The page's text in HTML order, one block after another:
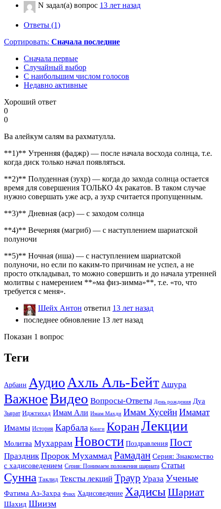
N задал(а) вопрос 13 лет назад
Ответы (1)
Сортировать: Сначала последние
Сначала первые
Случайный выбор
С наибольшим числом голосов
Недавно активные
Хороший ответ
0
0
Ва алейкум салям ва рахматулла.
**1)** Утренняя (фаджр) — после начала восхода солнца, т.е.
когда диск только начал появляться.
**2)** Полуденная (зухр) — когда до захода солнца остается
время для совершения ТОЛЬКО 4х ракатов. В таком случае
нужно совершать уже аср, а зухр считается пропущенным.
**3)** Дневная (аср) — с заходом солнца
**4)** Вечерняя (магриб) — с наступлением шариатской
полуночи
**5)** Ночная (иша) — с наступлением шариатской
полуночи, но если по каким-то причинам не успел, а не
просто откладывал, то можно совершить и до начала утренней
молитвы с намерением **»ма физ-зимма»**, т.е. «то, что
требуется с меня».
Шейх Антон ответил 13 лет назад
последнее обновление 13 лет назад
Показан 1 вопрос
Теги
Арбаин Аудио Ахль Аль-Бейт Ашура
ВажноеВидео Вопросы-Ответы День рождения Дуа
Зьярат Иджтихад Имам Али Имам Махди Имам ХусейнИмамат
Имамы История Карбала Книги КоранЛекции
Молитва Мухаррам Новости Поздравления Пост
Праздник Пророк Мухаммад Рамадан Серия: Знакомство
с хадисоведением Серия: Понимаем положения шариата Статьи
Сунна Таклид Тексты лекций Траур Ураза Ученые
Фатима Аз-Захра Фикх Хадисоведение ХадисыШариат
Шахид Шиизм